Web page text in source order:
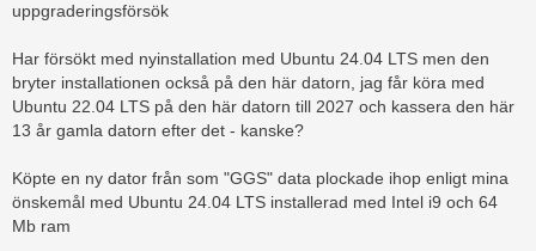
uppgraderingsförsök
Har försökt med nyinstallation med Ubuntu 24.04 LTS men den
bryter installationen också på den här datorn, jag får köra med
Ubuntu 22.04 LTS på den här datorn till 2027 och kassera den här
13 år gamla datorn efter det - kanske?
Köpte en ny dator från som "GGS" data plockade ihop enligt mina
önskemål med Ubuntu 24.04 LTS installerad med Intel i9 och 64
Mb ram